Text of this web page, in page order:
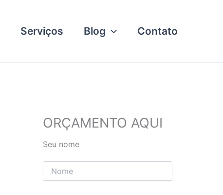
Serviços Blog Contato
ORÇAMENTO AQUI
Seu nome